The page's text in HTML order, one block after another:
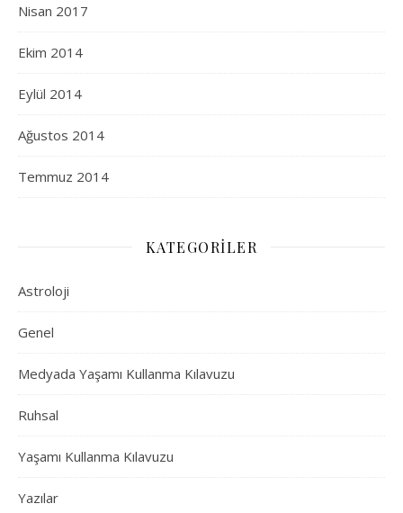
Nisan 2017
Ekim 2014
Eylül 2014
Ağustos 2014
Temmuz 2014
KATEGORILER
Astroloji
Genel
Medyada Yaşamı Kullanma Kılavuzu
Ruhsal
Yaşamı Kullanma Kılavuzu
Yazılar